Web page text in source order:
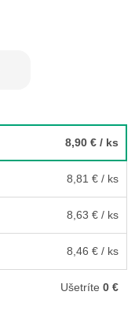
8,90 € / ks
8,81 € / ks
8,63 € / ks
8,46 € / ks
Ušetríte 0 €